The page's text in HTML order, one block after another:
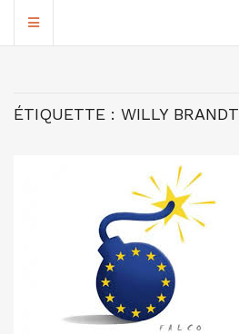
ÉTIQUETTE : WILLY BRANDT